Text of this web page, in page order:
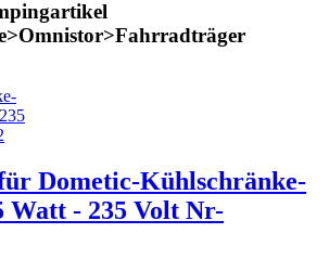
Dometic-Kühlschränke-
Watt - 235 Volt Nr-